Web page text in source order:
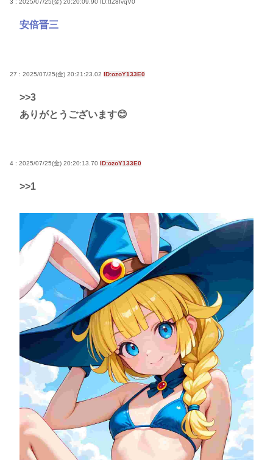
3 : 2025/07/25(金) 20:20:09.90 ID:tfZ8fvqV0
安倍晋三
27 : 2025/07/25(金) 20:21:23.02 ID:ozoY133E0
>>3
ありがとうございます😊
4 : 2025/07/25(金) 20:20:13.70 ID:ozoY133E0
>>1